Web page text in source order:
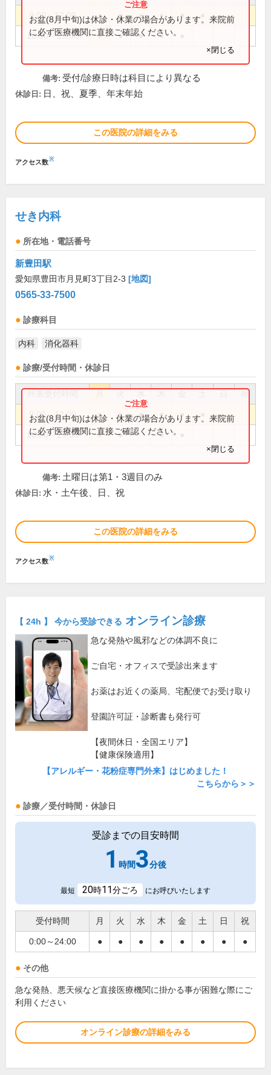
9:00～12:00 ● ● ● ● ●
16:00～19:00 ● ● ● ●
お盆(8月中旬)は休診・休業の場合があります。来院前
に必ず医療機関に直接ご確認ください。
×閉じる
備考: 受付/診療日時は科目により異なる
休診日: 日、祝、夏季、年末年始
この医院の詳細をみる
アクセス数※
せき内科
所在地・電話番号
新豊田駅
愛知県豊田市月見町3丁目2-3 [地図]
0565-33-7500
診療科目
内科 消化器科
診療/受付時間・休診日
祝
9:00～12:00 ● ● ● ● ●
16:30～19:00 ● ● ●
お盆(8月中旬)は休診・休業の場合があります。来院前
に必ず医療機関に直接ご確認ください。
×閉じる
備考: 土曜日は第1・3週目のみ
休診日: 水・土午後、日、祝
この医院の詳細をみる
アクセス数※
【 24h 】 今から受診できる オンライン診療
急な発熱や風邪などの体調不良に
ご自宅・オフィスで受診出来ます
お薬はお近くの薬局、宅配便でお受け取り
登園許可証・診断書も発行可
【夜間休日・全国エリア】
【健康保険適用】
【アレルギー・花粉症専門外来】はじめました！
こちらから＞＞
診療／受付時間・休診日
受診までの目安時間
1 時間3分後
最短 20時11分ごろ にお呼びいたします
受付時間 月 火 水 木 金 土 日 祝
0:00～24:00 ● ● ● ● ● ● ● ●
その他
急な発熱、悪天候など直接医療機関に掛かる事が困難な際にご
利用ください
オンライン診療の詳細をみる